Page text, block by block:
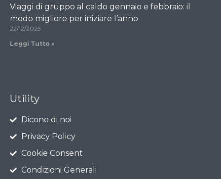
Viaggi di gruppo al caldo gennaio e febbraio: il
modo migliore per iniziare l’anno
22/12/2025
Leggi Tutto »
Utility
Dicono di noi
Privacy Policy
Cookie Consent
Condizioni Generali